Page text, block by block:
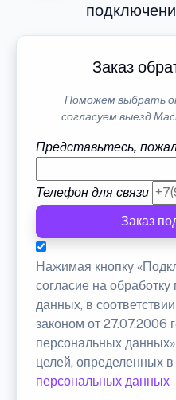
Заказ
Поможем выбрать
согласуем выезд
Представьтесь,
Телефон для связи
Заказ
Нажимая кнопку
согласие на
данных, в
законом от
персональных
целей, определенных в
персональных данных